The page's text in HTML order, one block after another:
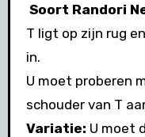
Soort Randori
T ligt op zijn rug
in.
U moet proberen
schouder van T
Variatie: U moet